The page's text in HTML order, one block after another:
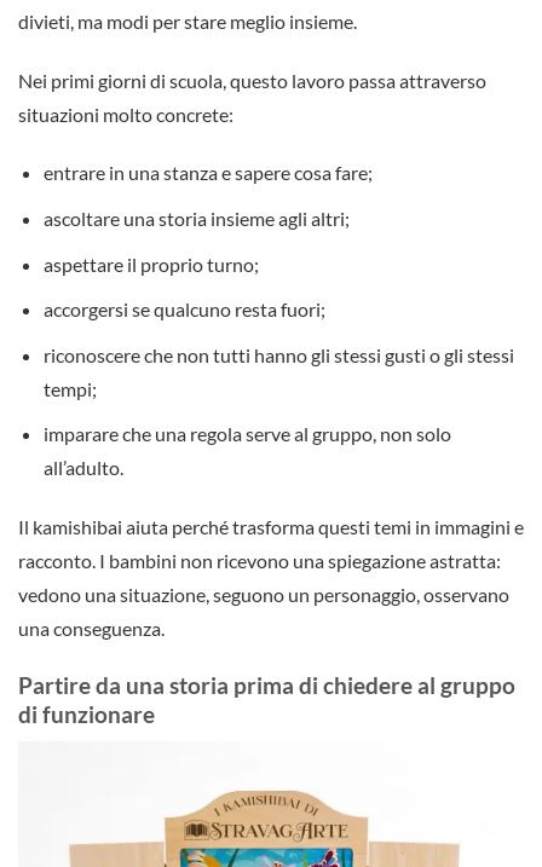
divieti, ma modi per stare meglio insieme.
Nei primi giorni di scuola, questo lavoro passa attraverso
situazioni molto concrete:
entrare in una stanza e sapere cosa fare;
ascoltare una storia insieme agli altri;
aspettare il proprio turno;
accorgersi se qualcuno resta fuori;
riconoscere che non tutti hanno gli stessi gusti o gli stessi
tempi;
imparare che una regola serve al gruppo, non solo
all’adulto.
Il kamishibai aiuta perché trasforma questi temi in immagini e
racconto. I bambini non ricevono una spiegazione astratta:
vedono una situazione, seguono un personaggio, osservano
una conseguenza.
Partire da una storia prima di chiedere al gruppo
di funzionare